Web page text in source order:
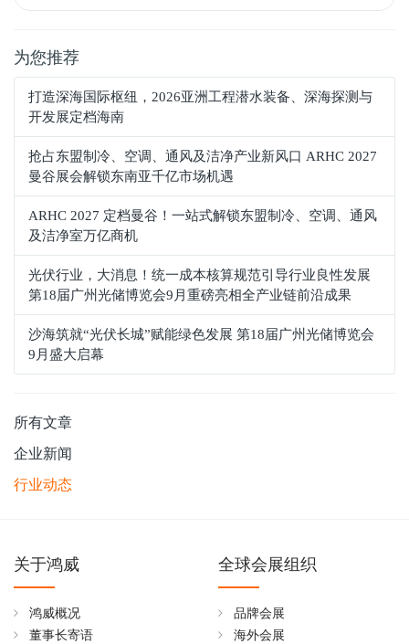
为您推荐
打造深海国际枢纽，2026亚洲工程潜水装备、深海探测与
开发展定档海南
抢占东盟制冷、空调、通风及洁净产业新风口 ARHC 2027
曼谷展会解锁东南亚千亿市场机遇
ARHC 2027 定档曼谷！一站式解锁东盟制冷、空调、通风
及洁净室万亿商机
光伏行业，大消息！统一成本核算规范引导行业良性发展
第18届广州光储博览会9月重磅亮相全产业链前沿成果
沙海筑就“光伏长城”赋能绿色发展 第18届广州光储博览会
9月盛大启幕
所有文章
企业新闻
行业动态
关于鸿威
鸿威概况
董事长寄语
全球会展组织
品牌会展
海外会展